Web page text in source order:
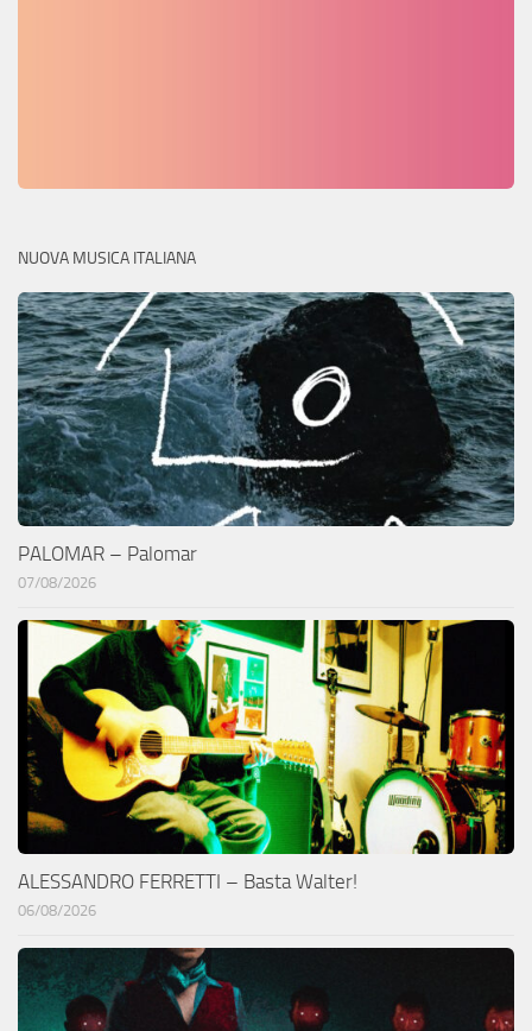
NUOVA MUSICA ITALIANA
PALOMAR – Palomar
07/08/2026
ALESSANDRO FERRETTI – Basta Walter!
06/08/2026